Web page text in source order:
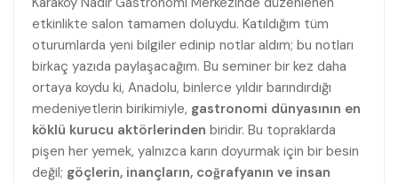
etkinlikte salon tamamen doluydu. Katıldığım tüm
oturumlarda yeni bilgiler edinip notlar aldım; bu notları
birkaç yazıda paylaşacağım. Bu seminer bir kez daha
ortaya koydu ki, Anadolu, binlerce yıldır barındırdığı
medeniyetlerin birikimiyle, gastronomi dünyasının en
köklü kurucu aktörlerinden biridir. Bu topraklarda
pişen her yemek, yalnızca karın doyurmak için bir besin
değil; göçlerin, inançların, coğrafyanın ve insan